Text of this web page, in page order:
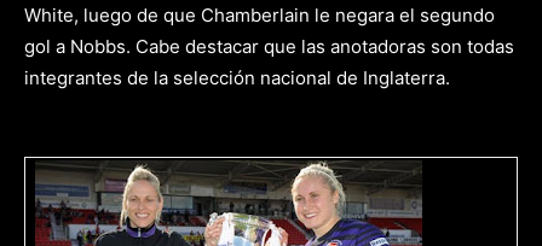
White, luego de que Chamberlain le negara el segundo
gol a Nobbs. Cabe destacar que las anotadoras son todas
integrantes de la selección nacional de Inglaterra.